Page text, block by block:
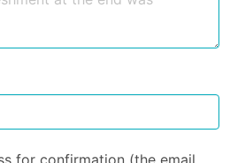
for confirmation (the email